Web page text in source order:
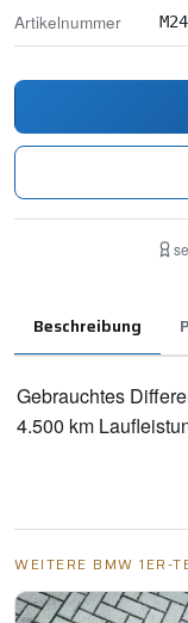
Artikelnummer
Beschreibung
Gebrauchtes
4.500 km
WEITERE BMW 1ER-